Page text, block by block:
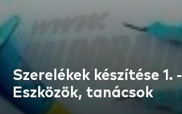
Szerelékek készítése 1. -
Eszközök, tanácsok